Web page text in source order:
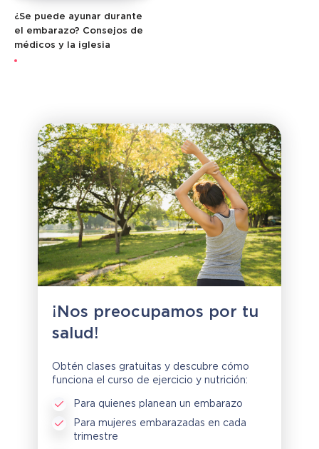
¿Se puede ayunar durante
el embarazo? Consejos de
médicos y la iglesia
¡Nos preocupamos por tu
salud!
Obtén clases gratuitas y descubre cómo
funciona el curso de ejercicio y nutrición:
Para quienes planean un embarazo
Para mujeres embarazadas en cada
trimestre